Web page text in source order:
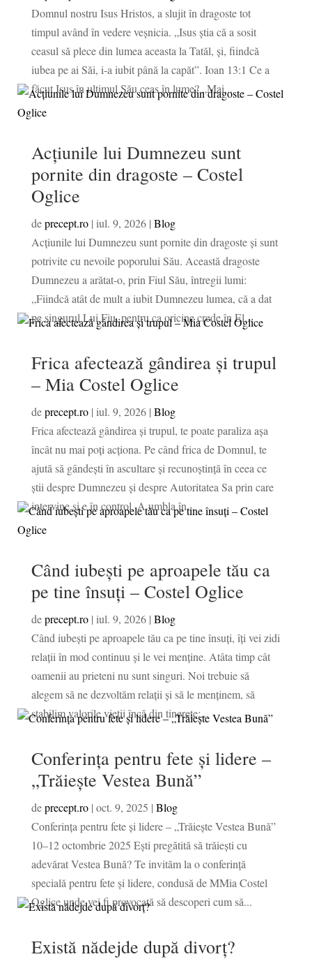
Domnul nostru Isus Hristos, a slujit în dragoste tot
timpul având în vedere veșnicia. „Isus știa că a sosit
ceasul să plece din lumea aceasta la Tatăl, și, fiindcă
iubea pe ai Săi, i-a iubit până la capăt”. Ioan 13:1 Ce a
făcut Isus în ultimul Său ceas în lume? „Mai...
Acțiunile lui Dumnezeu sunt
pornite din dragoste – Costel
Oglice
deprecept.ro| iul. 9, 2026| Blog
Acțiunile lui Dumnezeu sunt pornite din dragoste și sunt
potrivite cu nevoile poporului Său. Această dragoste
Dumnezeu a arătat-o, prin Fiul Său, întregii lumi:
„Fiindcă atât de mult a iubit Dumnezeu lumea, că a dat
pe singurul Lui Fiu, pentru ca oricine crede în El...
Frica afectează gândirea și trupul
– Mia Costel Oglice
deprecept.ro| iul. 9, 2026| Blog
Frica afectează gândirea și trupul, te poate paraliza așa
încât nu mai poți acționa. Pe când frica de Domnul, te
ajută să gândești în ascultare și recunoștință în ceea ce
știi despre Dumnezeu și despre Autoritatea Sa prin care
intervine și e în control. A umbla în...
Când iubești pe aproapele tău ca
pe tine însuți – Costel Oglice
deprecept.ro| iul. 9, 2026| Blog
Când iubești pe aproapele tău ca pe tine însuți, îți vei zidi
relații în mod continuu și le vei menține. Atâta timp cât
oamenii au prieteni nu sunt singuri. Noi trebuie să
alegem să ne dezvoltăm relații și să le menținem, să
stabilim valorile vieții încă din tinerețe;...
Conferința pentru fete și lidere –
„Trăiește Vestea Bună”
deprecept.ro| oct. 9, 2025 | Blog
Conferința pentru fete și lidere – „Trăiește Vestea Bună”
10–12 octombrie 2025 Ești pregătită să trăiești cu
adevărat Vestea Bună? Te invităm la o conferință
specială pentru fete și lidere, condusă de MMia Costel
Oglice unde vei fi provocată să descoperi cum să...
Există nădejde după divorţ?